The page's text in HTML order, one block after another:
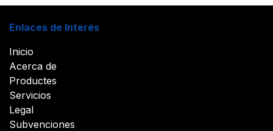
Enlaces de Interés
Inicio
Acerca de
Productes
Servicios
Legal
Subvenciones